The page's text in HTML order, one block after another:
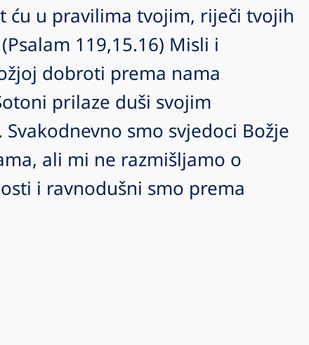
ću u pravilima tvojim, riječi tvojih
119,15.16) Misli i
dobroti prema nama
prilaze duši svojim
smo svjedoci Božje
ali mi ne razmišljamo o
i ravnodušni smo prema